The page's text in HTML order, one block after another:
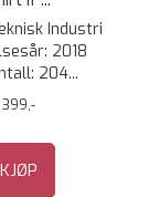
Industri
2018
204...
399,-
KJØP